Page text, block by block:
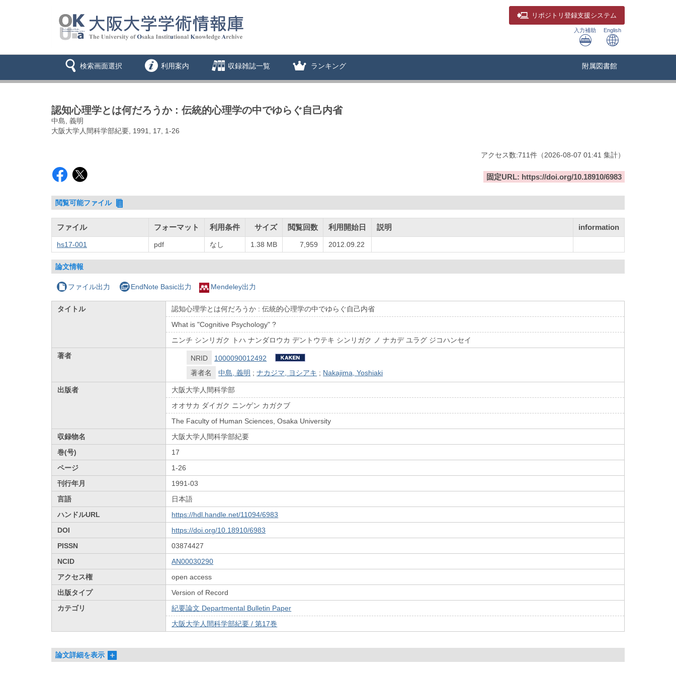
リポジトリ 登録支援システム
入力補助 English
検索画面選択 利用案内 収録雑誌一覧 ランキング 附属図書館
認知心理学とは何だろうか : 伝統的心理学の中でゆらぐ自己内省
中島, 義明
大阪大学人間科学部紀要, 1991, 17, 1-26
アクセス数:711件 （2026-08-07 01:41 集計）
固定URL: https://doi.org/10.18910/6983
閲覧可能ファイル
ファイル フォーマット 利用条件 サイズ 閲覧回数 利用開始日 説明 information
hs17-001 pdf なし 1.38 MB 7,959 2012.09.22
論文情報
ファイル出力 EndNote Basic出力 Mendeley出力
タイトル
認知心理学とは何だろうか : 伝統的心理学の中でゆらぐ自己内省
What is "Cognitive Psychology" ?
ニンチ シンリガク トハ ナンダロウカ デントウテキ シンリガク ノ ナカデ ユラグ ジコハンセイ
著者
NRID
1000090012492
著者名
中島, 義明 ;ナカジマ, ヨシアキ ; Nakajima, Yoshiaki
出版者
大阪大学人間科学部
オオサカ ダイガク ニンゲン カガクブ
The Faculty of Human Sciences, Osaka University
収録物名
大阪大学人間科学部紀要
巻(号)
17
ページ
1-26
刊行年月
1991-03
言語
日本語
ハンドルURL
https://hdl.handle.net/11094/6983
DOI
https://doi.org/10.18910/6983
PISSN
03874427
NCID
AN00030290
アクセス権
open access
出版タイプ
Version of Record
カテゴリ
紀要論文 Departmental Bulletin Paper
大阪大学人間科学部紀要 / 第17巻
論文詳細を表示